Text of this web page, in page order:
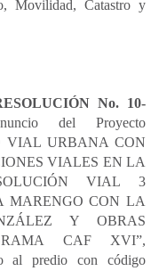
Movilidad, Catastro y
No. 10-
del Proyecto
VIAL URBANA CON
VIALES EN LA
VIAL 3
MARENGO CON LA
Y OBRAS
CAF XVI”,
al predio con código